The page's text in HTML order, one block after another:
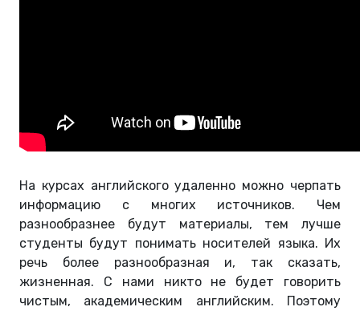
На курсах английского удаленно можно черпать
информацию с многих источников. Чем
разнообразнее будут материалы, тем лучше
студенты будут понимать носителей языка. Их
речь более разнообразная и, так сказать,
жизненная. С нами никто не будет говорить
чистым, академическим английским. Поэтому